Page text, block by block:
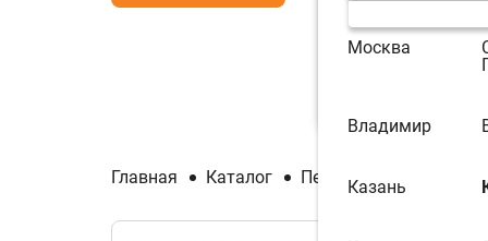
Москва
Владимир
Казань
Главная Каталог Печи и котлы